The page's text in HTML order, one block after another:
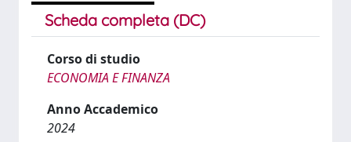
Scheda completa (DC)
Corso di studio
ECONOMIA E FINANZA
Anno Accademico
2024